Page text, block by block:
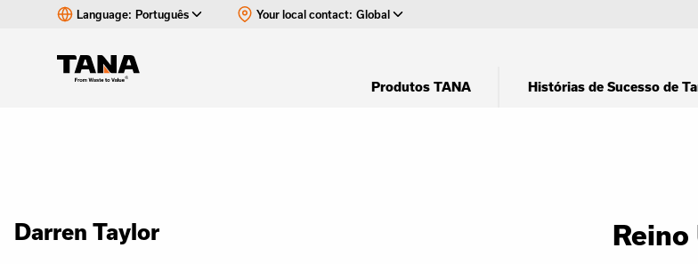
Language: Português Your local contact: Global
Produtos TANA Histórias de Sucesso de
Darren Taylor